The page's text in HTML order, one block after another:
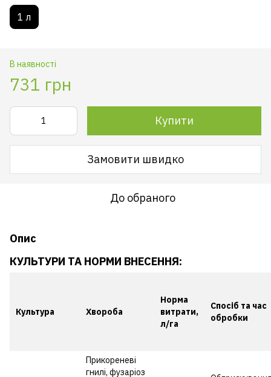
1 л
В наявності
731 грн
Купити
Замовити швидко
До обраного
Опис
КУЛЬТУРИ ТА НОРМИ ВНЕСЕННЯ:
Культура Хвороба
Норма
витрати,
л/га
Спосіб та час
обробки
Прикореневі
гнилі, фузаріоз